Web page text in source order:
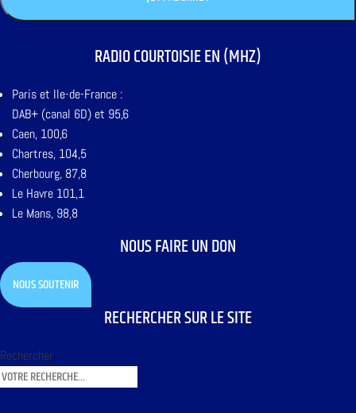
RADIO COURTOISIE EN (MHZ)
Paris et Ile-de-France :
DAB+ (canal 6D) et 95,6
Caen, 100,6
Chartres, 104,5
Cherbourg, 87,8
Le Havre 101,1
Le Mans, 98,8
NOUS FAIRE UN DON
NOUS SOUTENIR
RECHERCHER SUR LE SITE
Rechercher